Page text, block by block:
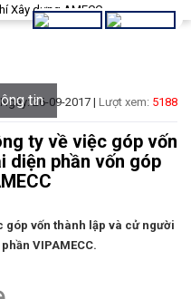
tin
Ngày: 26-09-2017 | Lượt xem: 5188
ty về việc góp vốn
diện phần vốn góp
góp vốn thành lập và cử người
VIPAMECC.